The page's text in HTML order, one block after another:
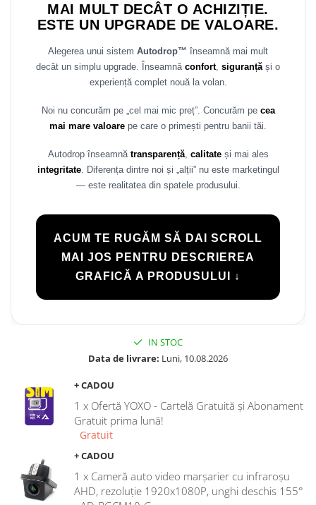
Rame adaptoare Daihatsu
Rame adaptoare Mazda
Rame adaptoare Kia
Rame adaptoare Alfa Romeo
Rame adaptoare Fiat
Rame adaptoare Chevrolet
Rame adaptoare Mitsubishi
Rame adaptoare Isuzu
Rame adaptoare Subaru
Rame adaptoare Iveco
MAI MULT DECÂT O ACHIZIȚIE.
ESTE UN UPGRADE DE VALOARE.
Alegerea unui sistem Autodrop™ înseamnă mai mult
decât un simplu upgrade. Înseamnă confort, siguranță și o
experiență complet nouă la volan.
Noi nu concurăm pe „cel mai mic preț”. Concurăm pe cea
mai mare valoare pe care o primești pentru banii tăi.
Autodrop înseamnă transparență, calitateși mai ales
integritate. Diferența dintre noi și „alții” nu este marketingul
— este realitatea din spatele produsului.
ACUM TE RUGĂM SĂ DAI SCROLL
MAI JOS PENTRU DESCRIEREA
GRAFICĂ A PRODUSULUI ↓
IN STOC
Data de livrare: Luni, 10.08.2026
+ CADOU
1 x Ofertă YOXO - Cartelă Gratuită și Abonament
Gratuit prima lună!
Gratuit
+ CADOU
1 x Cameră auto video marșarier cu infraroșu
AHD, rezoluție 1920x1080P, unghi deschis 155°